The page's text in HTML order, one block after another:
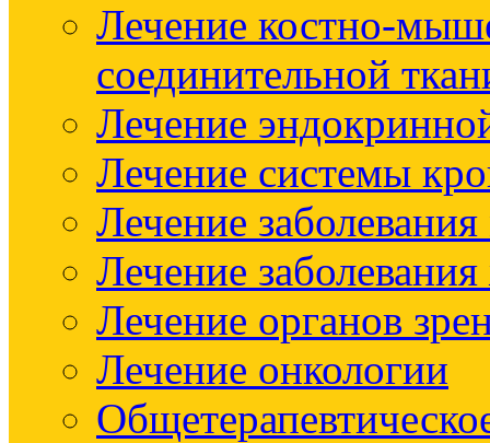
Лечение костно-
соединительной
Лечение
Лечение системы
Лечение
Лечение
Лечение органов
Лечение онкологии